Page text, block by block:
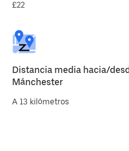
£22
Distancia media hacia/
Mánchester
A 13 kilómetros